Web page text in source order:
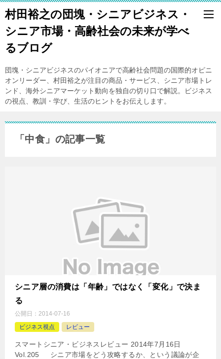
村田裕之の団塊・シニアビジネス・
シニア市場・高齢社会の未来が学べ
るブログ
団塊・シニアビジネスのパイオニアで高齢社会問題の国際的オピニ
オンリーダー、村田裕之が注目の商品・サービス、シニア市場トレ
ンド、海外シニアマーケット動向を独自の切り口で解説。ビジネス
の視点、教訓・学び、生活のヒントをお伝えします。
「中食」の記事一覧
シニア層の消費は「年齢」ではなく「変化」で決ま
る
公開日： 2014-07-16
ビジネス視点
レビュー
スマートシニア・ビジネスレビュー 2014年7月16日
Vol.205 シニア市場をどう攻略するか、という議論が企